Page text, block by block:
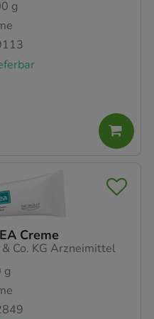
g
Creme
Co. KG Arzneimittel
g